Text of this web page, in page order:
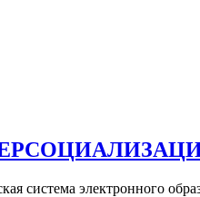
система электронного